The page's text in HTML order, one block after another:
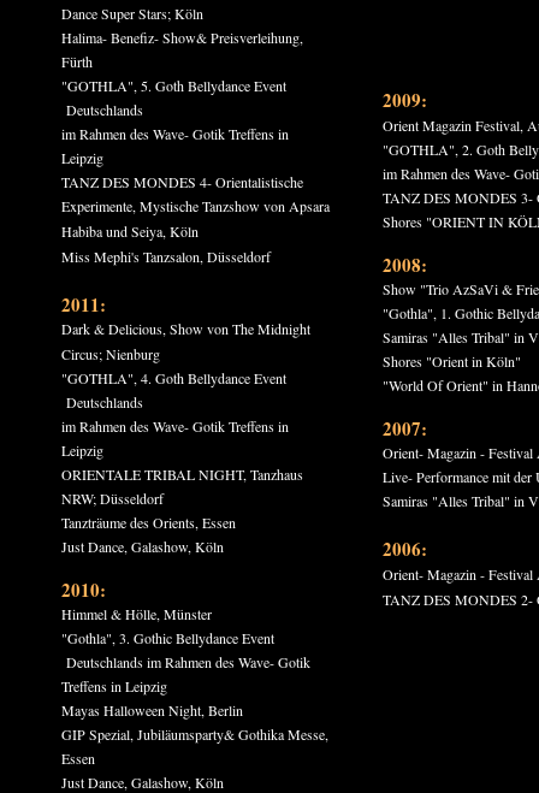
Dance Super Stars; Köln
Halima- Benefiz- Show& Preisverleihung,
Fürth
"GOTHLA", 5. Goth Bellydance Event
Deutschlands
im Rahmen des Wave- Gotik Treffens in
Leipzig
TANZ DES MONDES 4- Orientalistische
Experimente, Mystische Tanzshow von Apsara
Habiba und Seiya, Köln
Miss Mephi's Tanzsalon, Düsseldorf
2011:
Dark & Delicious, Show von The Midnight
Circus; Nienburg
"GOTHLA", 4. Goth Bellydance Event
Deutschlands
im Rahmen des Wave- Gotik Treffens in
Leipzig
ORIENTALE TRIBAL NIGHT, Tanzhaus
NRW; Düsseldorf
Tanzträume des Orients, Essen
Just Dance, Galashow, Köln
2010:
Himmel & Hölle, Münster
"Gothla", 3. Gothic Bellydance Event
Deutschlands im Rahmen des Wave- Gotik
Treffens in Leipzig
Mayas Halloween Night, Berlin
GIP Spezial, Jubiläumsparty& Gothika Messe,
Essen
Just Dance, Galashow, Köln
2009:
Orient Magazin Festival,
"GOTHLA", 2. Goth
im Rahmen des Wave-
TANZ DES MONDES 3-
Shores "ORIENT IN
2008:
Show "Trio AzSaVi &
"Gothla", 1. Gothic
Samiras "Alles Tribal" in
Shores "Orient in Köln"
"World Of Orient" in
2007:
Orient- Magazin -
Live- Performance mit
Samiras "Alles Tribal" in
2006:
Orient- Magazin -
TANZ DES MONDES 2-